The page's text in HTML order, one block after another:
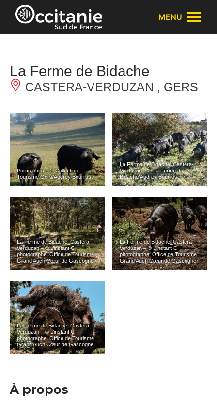
Panneau de gestion des cookies
MENU
La Ferme de Bidache
CASTERA-VERDUZAN , GERS
Porcs noirs – © Collection
Tourisme Gers/Audrey Bourrust
La Ferme de Bidache_Castéra-
Verduzan – © La Ferme de
Bidache/Audrey Bourrust
La Ferme de Bidache_Castéra-
Verduzan – © L’instant C
photographe_Office de Tourisme
Grand Auch Cœur de Gascogne
La Ferme de Bidache_Castéra-
Verduzan – © L’instant C
photographe_Office de Tourisme
Grand Auch Cœur de Gascogne
La Ferme de Bidache_Castéra-
Verduzan – © L’instant C
photographe_Office de Tourisme
Grand Auch Cœur de Gascogne
À propos